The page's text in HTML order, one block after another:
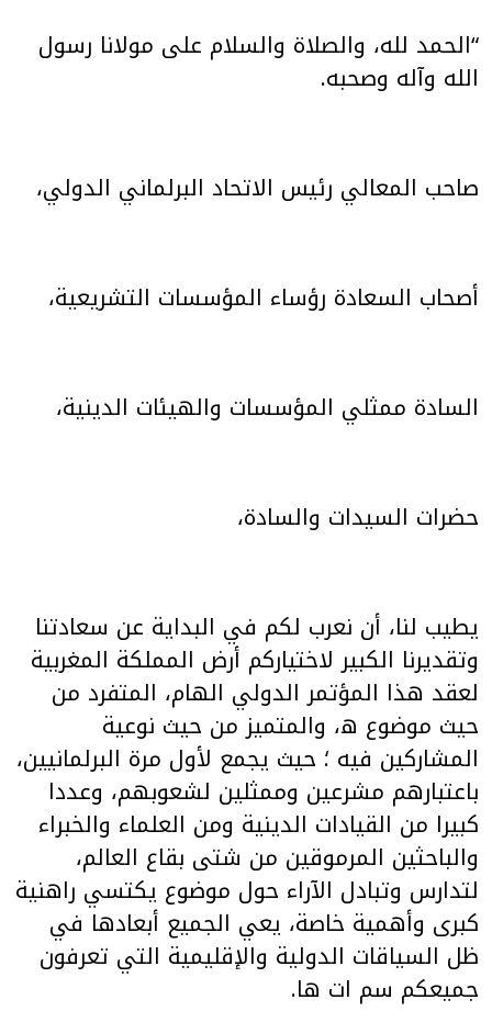
“الحمد لله، والصلاة والسلام على مولانا رسول
الله وآله وصحبه.
صاحب المعالي رئيس الاتحاد البرلماني الدولي،
أصحاب السعادة رؤساء المؤسسات التشريعية،
السادة ممثلي المؤسسات والهيئات الدينية،
حضرات السيدات والسادة،
يطيب لنا، أن نعرب لكم في البداية عن سعادتنا
وتقديرنا الكبير لاختياركم أرض المملكة المغربية
لعقد هذا المؤتمر الدولي الهام، المتفرد من
حيث موضوع ه، والمتميز من حيث نوعية
المشاركين فيه ؛ حيث يجمع لأول مرة البرلمانيين،
باعتبارهم مشرعين وممثلين لشعوبهم، وعددا
كبيرا من القيادات الدينية ومن العلماء والخبراء
والباحثين المرموقين من شتى بقاع العالم،
لتدارس وتبادل الآراء حول موضوع يكتسي راهنية
كبرى وأهمية خاصة، يعي الجميع أبعادها في
ظل السياقات الدولية والإقليمية التي تعرفون
جميعكم سم ات ها.